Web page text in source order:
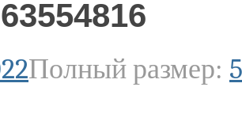
Полный размер: